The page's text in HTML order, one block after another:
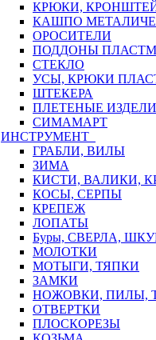
КРЮКИ,
КАШПО
ОРОСИТЕЛИ
ПОДДОНЫ
СТЕКЛО
УСЫ, КРЮКИ
ШТЕКЕРА
ПЛЕТЕНЫЕ
СИМАМАРТ
ИНСТРУМЕНТ
ГРАБЛИ, ВИЛЫ
ЗИМА
КИСТИ, ВАЛИКИ,
КОСЫ, СЕРПЫ
КРЕПЕЖ
ЛОПАТЫ
Буры, СВЕРЛА,
МОЛОТКИ
МОТЫГИ, ТЯПКИ
ЗАМКИ
НОЖОВКИ, ПИЛЫ,
ОТВЕРТКИ
ПЛОСКОРЕЗЫ